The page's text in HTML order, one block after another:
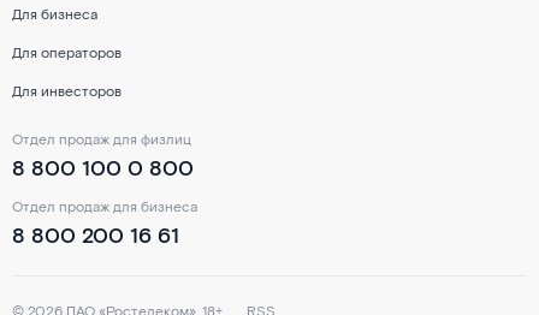
Для бизнеса
Для операторов
Для инвесторов
Отдел продаж для бизнеса
8 800 200 16 61
Отдел продаж для физлиц
8 800 100 0 800